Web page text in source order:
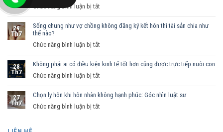
Chức năng bình luận bị tắt
nữ
vợ
trường
29
Th7
Sống chung như vợ chồng không đăng ký kết hôn thì tài sản chia như
thế nào?
Chức năng bình luận bị tắt
chung
chồng
28
Th7
Không phải ai có điều kiện kinh tế tốt hơn cũng được trực tiếp nuôi con
Chức năng bình luận bị tắt
phải
27
Th7
Chọn ly hôn khi hôn nhân không hạnh phúc: Góc nhìn luật sư
Chức năng bình luận bị tắt